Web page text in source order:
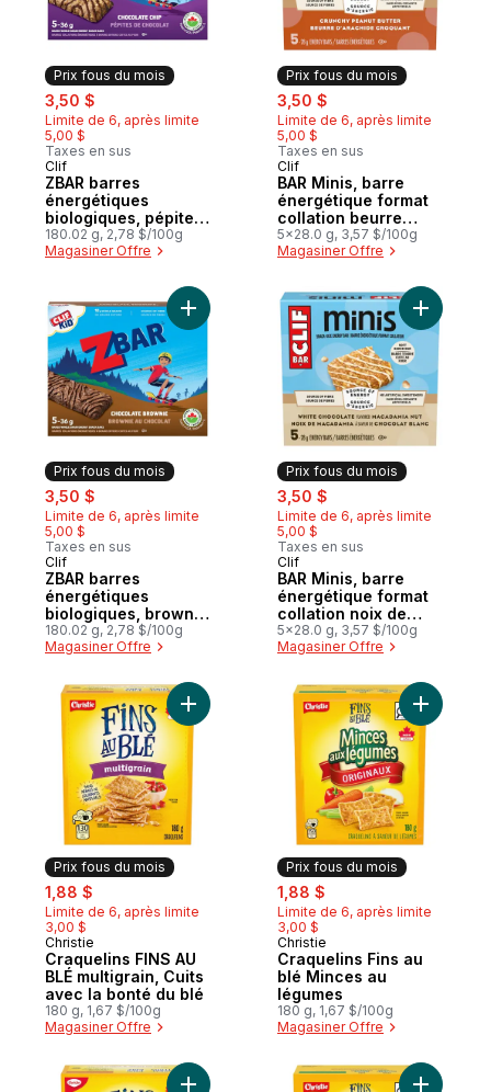
Prix fous du mois
sale:
3,50 $
Limite de 6, après limite
5,00 $
Taxes en sus
Prix fous du mois
Clif
ZBAR barres
énergétiques
biologiques, pépites
de chocolat
(emballage de 5)
180.02 g, 2,78 $/100g
Magasiner Offre
Prix fous du mois
sale:
3,50 $
Limite de 6, après limite
5,00 $
Taxes en sus
Prix fous du mois
Clif
BAR Minis, barre
énergétique format
collation beurre
d'arachide croquant
paquet de 5 barres
5x28.0 g, 3,57 $/100g
Magasiner Offre
Prix fous du mois
sale:
3,50 $
Limite de 6, après limite
5,00 $
Taxes en sus
Prix fous du mois
Clif
ZBAR barres
énergétiques
biologiques, brownie
au chocolat
180.02 g, 2,78 $/100g
Magasiner Offre
Ajouter ZBAR barres énergétiques
Prix fous du mois
sale:
3,50 $
Limite de 6, après limite
5,00 $
Taxes en sus
Prix fous du mois
Clif
BAR Minis, barre
énergétique format
collation noix de
macadamia et
chocolat blanc
5x28.0 g, 3,57 $/100g
Magasiner Offre
Ajouter
Prix fous du mois
sale:
1,88 $
Limite de 6, après limite
3,00 $
Prix fous du mois
Christie
Craquelins FINS AU
BLÉ multigrain, Cuits
avec la bonté du blé
180 g, 1,67 $/100g
Magasiner Offre
Ajouter Craquelins FINS AU BLÉ
Prix fous du mois
sale:
1,88 $
Limite de 6, après limite
3,00 $
Prix fous du mois
Christie
Craquelins Fins au
blé Minces au
légumes
180 g, 1,67 $/100g
Magasiner Offre
Ajouter